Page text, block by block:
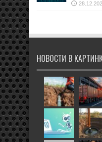
НОВОСТИ В